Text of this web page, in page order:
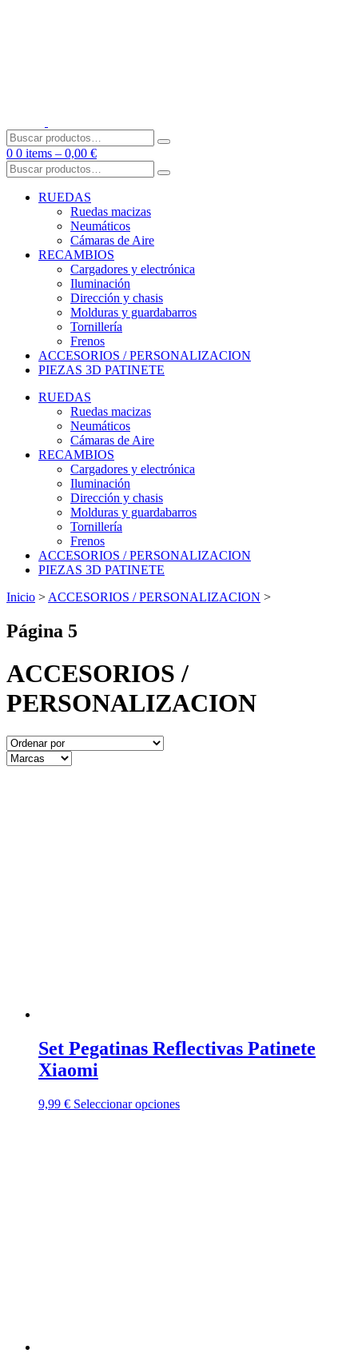
Buscar
por:
0 0 items – 0,00 €
Buscar
por:
RUEDAS
Ruedas macizas
Neumáticos
Cámaras de Aire
RECAMBIOS
Cargadores y electrónica
Iluminación
Dirección y chasis
Molduras y guardabarros
Tornillería
Frenos
ACCESORIOS / PERSONALIZACION
PIEZAS 3D PATINETE
RUEDAS
Ruedas macizas
Neumáticos
Cámaras de Aire
RECAMBIOS
Cargadores y electrónica
Iluminación
Dirección y chasis
Molduras y guardabarros
Tornillería
Frenos
ACCESORIOS / PERSONALIZACION
PIEZAS 3D PATINETE
Inicio > ACCESORIOS / PERSONALIZACION >
Página 5
ACCESORIOS /
PERSONALIZACION
Set Pegatinas Reflectivas Patinete
Xiaomi
9,99 € Seleccionar opcionesEste